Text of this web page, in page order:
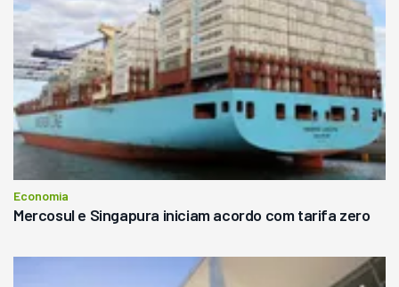
Economia
Mercosul e Singapura iniciam acordo com tarifa zero